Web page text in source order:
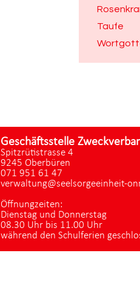
Taufe
Geschäftsstelle
Spitzrütistrasse 4
9245 Oberbüren
071 951 61 47
verwaltung@seelsorgeeinheit-
Öffnungzeiten:
Dienstag und Donnerstag
08.30 Uhr bis 11.00 Uhr
während den Schulferien